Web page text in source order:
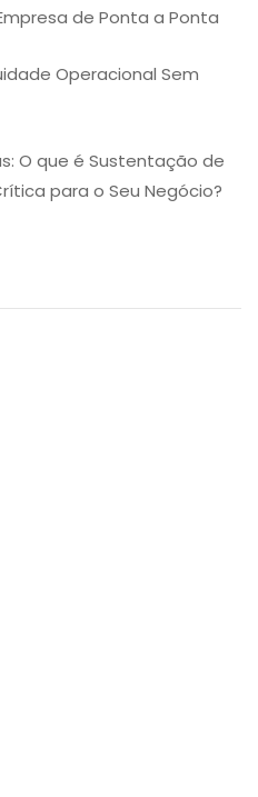
de Ponta a Ponta
Operacional Sem
O que é Sustentação de
para o Seu Negócio?